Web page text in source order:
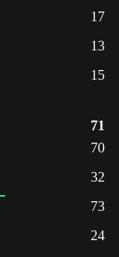
17
13
15
71
70
32
73
24